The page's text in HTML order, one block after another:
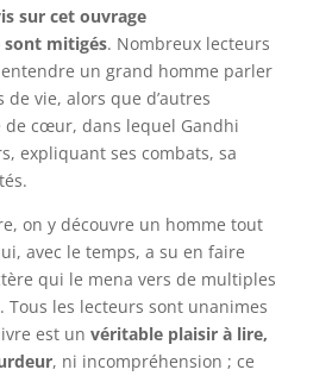
sur cet ouvrage
mitigés. Nombreux lecteurs
un grand homme parler
de vie, alors que d’autres
de cœur, dans lequel Gandhi
expliquant ses combats, sa
on y découvre un homme tout
avec le temps, a su en faire
qui le mena vers de multiples
Tous les lecteurs sont unanimes
est un véritable plaisir à lire,
, ni incompréhension ; ce